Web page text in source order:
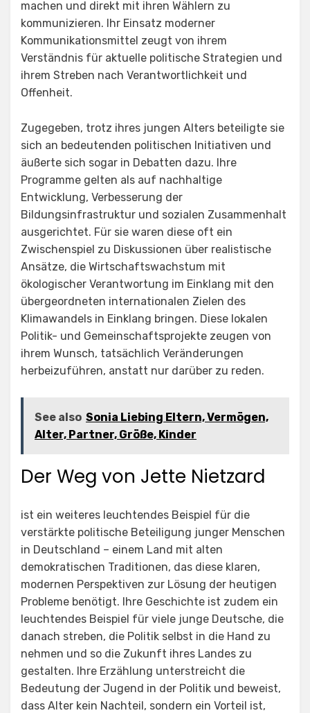
machen und direkt mit ihren Wählern zu
kommunizieren. Ihr Einsatz moderner
Kommunikationsmittel zeugt von ihrem
Verständnis für aktuelle politische Strategien und
ihrem Streben nach Verantwortlichkeit und
Offenheit.
Zugegeben, trotz ihres jungen Alters beteiligte sie
sich an bedeutenden politischen Initiativen und
äußerte sich sogar in Debatten dazu. Ihre
Programme gelten als auf nachhaltige
Entwicklung, Verbesserung der
Bildungsinfrastruktur und sozialen Zusammenhalt
ausgerichtet. Für sie waren diese oft ein
Zwischenspiel zu Diskussionen über realistische
Ansätze, die Wirtschaftswachstum mit
ökologischer Verantwortung im Einklang mit den
übergeordneten internationalen Zielen des
Klimawandels in Einklang bringen. Diese lokalen
Politik- und Gemeinschaftsprojekte zeugen von
ihrem Wunsch, tatsächlich Veränderungen
herbeizuführen, anstatt nur darüber zu reden.
See also Sonia Liebing Eltern, Vermögen,
Alter, Partner, Größe, Kinder
Der Weg von Jette Nietzard
ist ein weiteres leuchtendes Beispiel für die
verstärkte politische Beteiligung junger Menschen
in Deutschland – einem Land mit alten
demokratischen Traditionen, das diese klaren,
modernen Perspektiven zur Lösung der heutigen
Probleme benötigt. Ihre Geschichte ist zudem ein
leuchtendes Beispiel für viele junge Deutsche, die
danach streben, die Politik selbst in die Hand zu
nehmen und so die Zukunft ihres Landes zu
gestalten. Ihre Erzählung unterstreicht die
Bedeutung der Jugend in der Politik und beweist,
dass Alter kein Nachteil, sondern ein Vorteil ist,